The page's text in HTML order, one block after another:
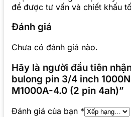
để được tư vấn và chiết khấu
Đánh giá
Chưa có đánh giá nào.
Hãy là người đầu tiên
bulong pin 3/4 inch
M1000A-4.0 (2 pin 4ah)”
Đánh giá của bạn *